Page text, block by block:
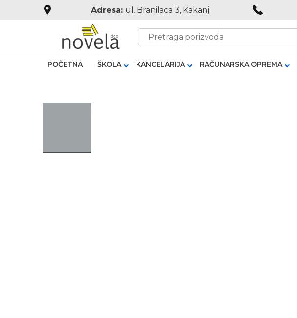
Adresa: ul. Branilaca 3, Kakanj
POČETNA ŠKOLA KANCELARIJA RAČUNARSKA OPREMA